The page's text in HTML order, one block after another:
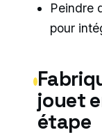
Peindre
pour
jouet
étape